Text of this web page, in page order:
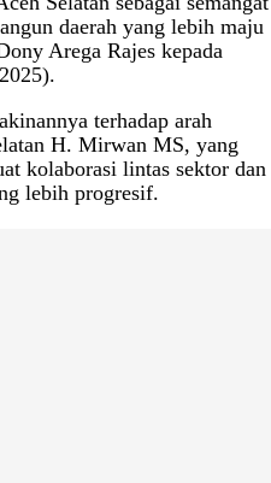
daerah yang lebih maju
Arega Rajes kepada
terhadap arah
H. Mirwan MS, yang
kolaborasi lintas sektor dan
lebih progresif.